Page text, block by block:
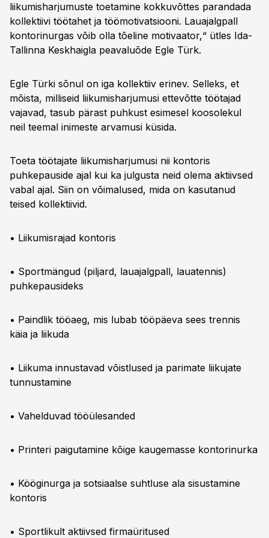
liikumisharjumuste toetamine kokkuvõttes parandada
kollektiivi töötahet ja töömotivatsiooni. Lauajalgpall
kontorinurgas võib olla tõeline motivaator,“ ütles Ida-
Tallinna Keskhaigla peavaluõde Egle Türk.
Egle Türki sõnul on iga kollektiiv erinev. Selleks, et
mõista, milliseid liikumisharjumusi ettevõtte töötajad
vajavad, tasub pärast puhkust esimesel koosolekul
neil teemal inimeste arvamusi küsida.
Toeta töötajate liikumisharjumusi nii kontoris
puhkepauside ajal kui ka julgusta neid olema aktiivsed
vabal ajal. Siin on võimalused, mida on kasutanud
teised kollektiivid.
• Liikumisrajad kontoris
• Sportmängud (piljard, lauajalgpall, lauatennis)
puhkepausideks
• Paindlik tööaeg, mis lubab tööpäeva sees trennis
käia ja liikuda
• Liikuma innustavad võistlused ja parimate liikujate
tunnustamine
• Vahelduvad tööülesanded
• Printeri paigutamine kõige kaugemasse kontorinurka
• Kööginurga ja sotsiaalse suhtluse ala sisustamine
kontoris
• Sportlikult aktiivsed firmaüritused